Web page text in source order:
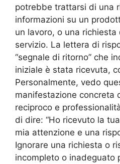
potrebbe trattarsi di una
informazioni su un
un lavoro, o una
servizio. La lettera di
“segnale di ritorno” che
iniziale è stata ricevuta,
Personalmente, vedo
manifestazione concreta
reciproco e
di dire: “Ho ricevuto la
mia attenzione e una
Ignorare una richiesta o
incompleto o inadeguato